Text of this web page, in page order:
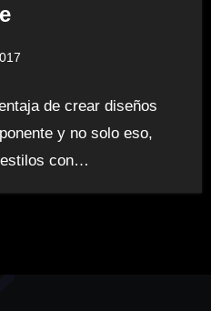
de crear diseños
y no solo eso,
estilos con…